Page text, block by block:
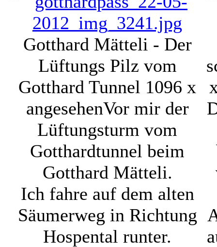
Gotthard Mätteli - Der
Lüftungs Pilz vom
Gotthard Tunnel 1096 x
angesehenVor mir der
Lüftungsturm vom
Gotthardtunnel beim
Gotthard Mätteli.
Ich fahre auf dem alten
Säumerweg in Richtung
Hospental runter.